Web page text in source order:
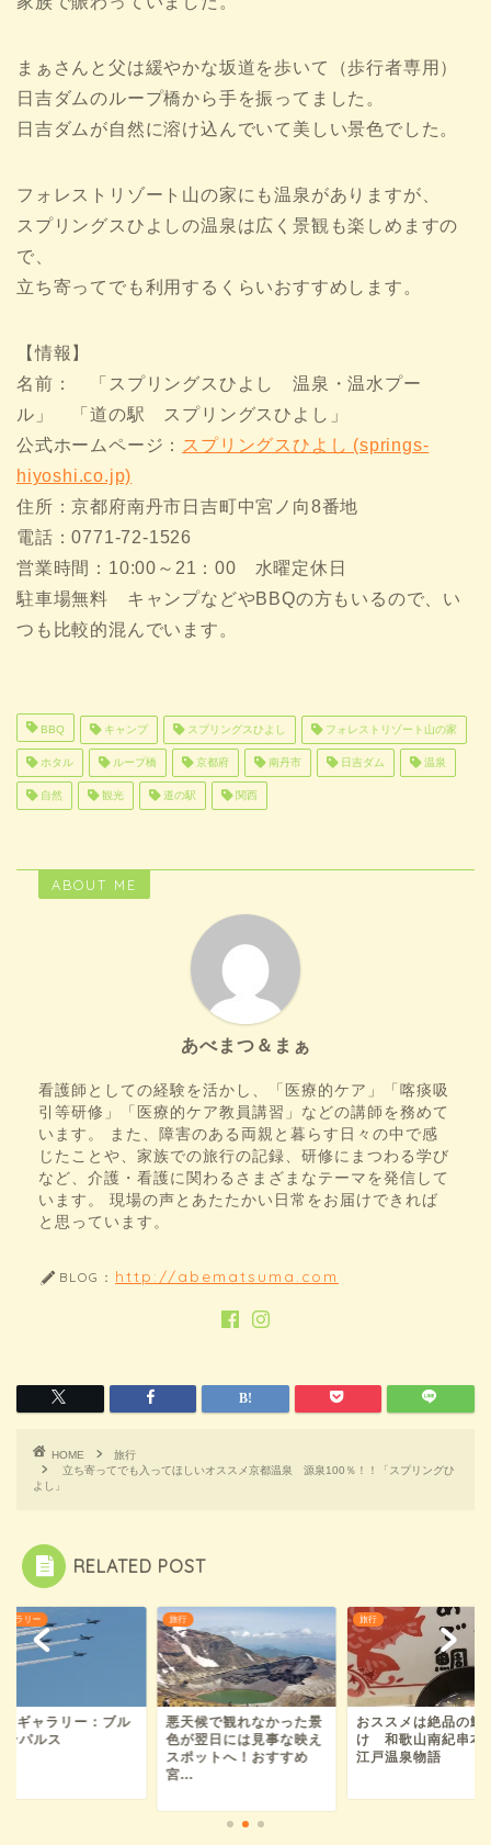
まぁさんと父は緩やかな坂道を歩いて（歩行者専用）
日吉ダムのループ橋から手を振ってました。
日吉ダムが自然に溶け込んでいて美しい景色でした。
フォレストリゾート山の家にも温泉がありますが、
スプリングスひよしの温泉は広く景観も楽しめますの
で、
立ち寄ってでも利用するくらいおすすめします。
【情報】
名前： 「スプリングスひよし 温泉・温水プー
ル」 「道の駅 スプリングスひよし」
公式ホームページ： スプリングスひよし (springs-
hiyoshi.co.jp)
住所：京都府南丹市日吉町中宮ノ向8番地
電話：0771‐72‐1526
営業時間：10:00～21：00 水曜定休日
駐車場無料 キャンプなどやBBQの方もいるので、い
つも比較的混んでいます。
BBQ キャンプ スプリングスひよし フォレストリゾート山の家
ホタル ループ橋 京都府 南丹市 日吉ダム 温泉
自然 観光 道の駅 関西
ABOUT ME
あべまつ＆まぁ
看護師としての経験を活かし、「医療的ケア」「喀痰吸
引等研修」「医療的ケア教員講習」などの講師を務めて
います。 また、障害のある両親と暮らす日々の中で感
じたことや、家族での旅行の記録、研修にまつわる学び
など、介護・看護に関わるさまざまなテーマを発信して
います。 現場の声とあたたかい日常をお届けできれば
と思っています。
BLOG： http://abematsuma.com
HOME
旅行
立ち寄ってでも入ってほしいオススメ京都温泉 源泉100％！！「スプリングひ
よし」
RELATED POST
ャラリー
ギャラリー：ブル
ンパルス
旅行
悪天候で観れなかった景
色が翌日には見事な映え
スポットへ！おすすめ
宮...
旅行
おススメは絶品の鯛
け 和歌山南紀串
江戸温泉物語